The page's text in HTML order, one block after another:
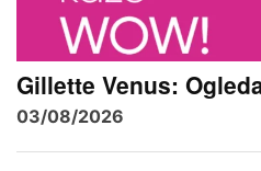
Gillette Venus:
03/08/2026